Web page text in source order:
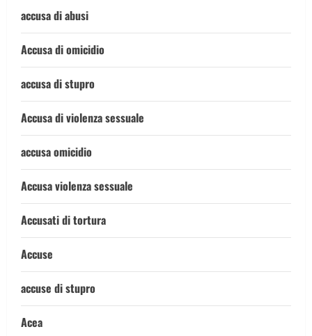
accusa di abusi
Accusa di omicidio
accusa di stupro
Accusa di violenza sessuale
accusa omicidio
Accusa violenza sessuale
Accusati di tortura
Accuse
accuse di stupro
Acea